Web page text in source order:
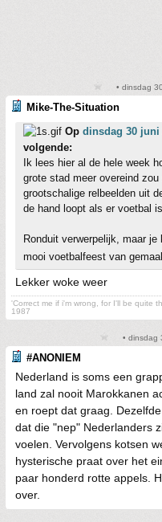
• dinsdag
Mike-The-Situation
Op dinsdag 30 juni
volgende:
Ik lees hier al de hele week
grote stad meer overeind
grootschalige relbeelden uit
de hand loopt als er voetbal
Ronduit verwerpelijk, maar
mooi voetbalfeest van
Lekker woke weer
'Correct me if i'm wrong, for I'll be quite
1987
• dinsdag
#ANONIEM
Nederland is soms een
land zal nooit Marokkanen
en roept dat graag.
dat die "nep" Nederlanders
voelen. Vervolgens kotsen
hysterische praat over het
paar honderd rotte appels.
over.